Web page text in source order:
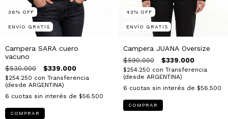
36% OFF
ENVÍO GRATIS
Campera SARA cuero
vacuno
$530.000 $339.000
$254.250 con Transferencia
(desde ARGENTINA)
6 cuotas sin interés de $56.500
COMPRAR
43% OFF
ENVÍO GRATIS
Campera JUANA Oversize
$590.000 $339.000
$254.250 con Transferencia
(desde ARGENTINA)
6 cuotas sin interés de $56.500
COMPRAR